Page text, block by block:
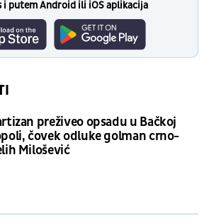
i putem Android ili iOS aplikacija
preživeo opsadu u Bačkoj
čovek odluke golman crno-
Milošević